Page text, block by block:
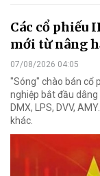
Các cổ phiếu
mới từ nâng
07/08/2026 04:05
"Sóng" chào bán cổ
nghiệp bắt đầu
DMX, LPS, DVV,
khác.